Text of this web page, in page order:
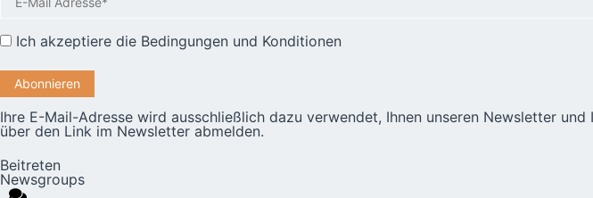
Ich akzeptiere die Bedingungen und Konditionen
Ihre E-Mail-Adresse wird ausschließlich dazu verwendet, Ihnen unseren Newsletter
über den Link im Newsletter abmelden.
Beitreten
Newsgroups